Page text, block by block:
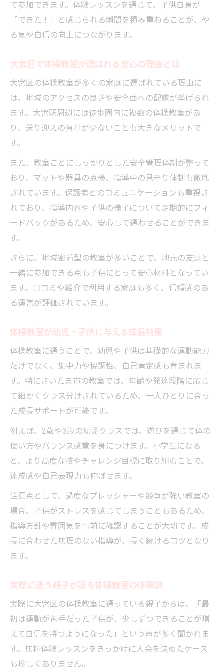
さいたま市で体操教室を始めたい親御さんへ
体操教室初心者の親御さんが知るべき情報
さいたま市の体操教室の選び方と注意点
体操教室の見学や体験時に注目するポイン
子供の成長を支える体操教室の活用法
体操教室で得られる親子のコミュニケーシ
ョン
脳育体操や協調性を育む体操教室の魅力
体操教室で身につく運動能力・社会性とは
親子で共有できる体操教室の成長体験
体操教室の指導方針から見える教育効果
2歳児に適した体操教室選びの基準を解説
体操教室のコース内容と年齢別ポイント
2歳から始める体操教室の安心サポート体制
体験レッスンで見るべき体操教室の特徴
親子で始める体操教室のメリットとは
て参加できます。体験レッスンを通じて、子供自身が
「できた！」と感じられる瞬間を積み重ねることが、や
る気や自信の向上につながります。
大宮区で体操教室が選ばれる安心の理由とは
大宮区の体操教室が多くの家庭に選ばれている理由に
は、地域のアクセスの良さや安全面への配慮が挙げられ
ます。大宮駅周辺には徒歩圏内に複数の体操教室があ
り、送り迎えの負担が少ないことも大きなメリットで
す。
また、教室ごとにしっかりとした安全管理体制が整って
おり、マットや器具の点検、指導中の見守り体制も徹底
されています。保護者とのコミュニケーションも重視さ
れており、指導内容や子供の様子について定期的にフィ
ードバックがあるため、安心して通わせることができま
す。
さらに、地域密着型の教室が多いことで、地元の友達と
一緒に参加できる点も子供にとって安心材料となってい
ます。口コミや紹介で利用する家庭も多く、信頼感のあ
る運営が評価されています。
体操教室が幼児・子供に与える成長効果
体操教室に通うことで、幼児や子供は基礎的な運動能力
だけでなく、集中力や協調性、自己肯定感も育まれま
す。特にさいたま市の教室では、年齢や発達段階に応じ
て細かくクラス分けされているため、一人ひとりに合っ
た成長サポートが可能です。
例えば、2歳や3歳の幼児クラスでは、遊びを通じて体の
使い方やバランス感覚を身につけます。小学生になる
と、より高度な技やチャレンジ目標に取り組むことで、
達成感や自己表現力も伸ばせます。
注意点として、過度なプレッシャーや競争が強い教室の
場合、子供がストレスを感じてしまうこともあるため、
指導方針や雰囲気を事前に確認することが大切です。成
長に合わせた無理のない指導が、長く続けるコツとなり
ます。
実際に通う親子が語る体操教室の体験談
実際に大宮区の体操教室に通っている親子からは、「最
初は運動が苦手だった子供が、少しずつできることが増
えて自信を持つようになった」という声が多く聞かれま
す。無料体験レッスンをきっかけに入会を決めたケース
も珍しくありません。